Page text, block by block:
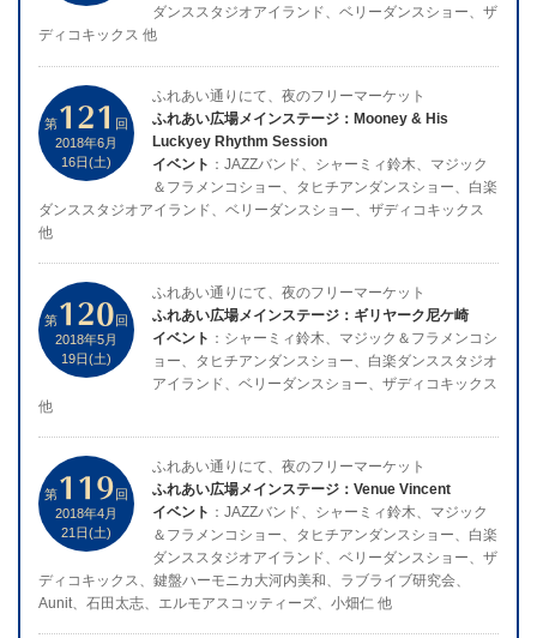
ダンススタジオアイランド、ベリーダンスショー、ザ
ディコキックス 他
第121 回
2018年6月
16日(土)
ふれあい通りにて、夜のフリーマーケット
ふれあい広場メインステージ：Mooney & His
Luckyey Rhythm Session
イベント ：JAZZバンド、シャーミィ鈴木、マジック
＆フラメンコショー、タヒチアンダンスショー、白楽
ダンススタジオアイランド、ベリーダンスショー、ザディコキックス
他
第120回
2018年5月
19日(土)
ふれあい通りにて、夜のフリーマーケット
ふれあい広場メインステージ：ギリヤーク尼ケ崎
イベント ：シャーミィ鈴木、マジック＆フラメンコシ
ョー、タヒチアンダンスショー、白楽ダンススタジオ
アイランド、ベリーダンスショー、ザディコキックス
他
第119回
2018年4月
21日(土)
ふれあい通りにて、夜のフリーマーケット
ふれあい広場メインステージ：Venue Vincent
イベント ：JAZZバンド、シャーミィ鈴木、マジック
＆フラメンコショー、タヒチアンダンスショー、白楽
ダンススタジオアイランド、ベリーダンスショー、ザ
ディコキックス、鍵盤ハーモニカ大河内美和、ラブライブ研究会、
Aunit、石田太志、エルモアスコッティーズ、小畑仁 他